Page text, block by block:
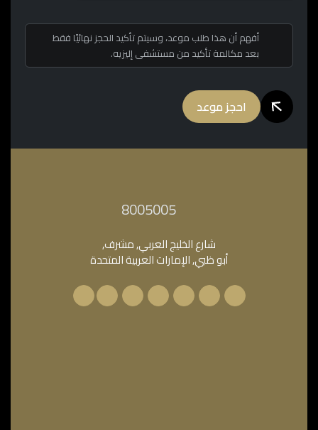
أفهم أن هذا طلب موعد، وسيتم تأكيد الحجز نهائيًا فقط
بعد مكالمة تأكيد من مستشفى إليزيه.
احجز موعد
شارع الخليج العربي, مشرف,
أبو ظبي, الإمارات العربية المتحدة